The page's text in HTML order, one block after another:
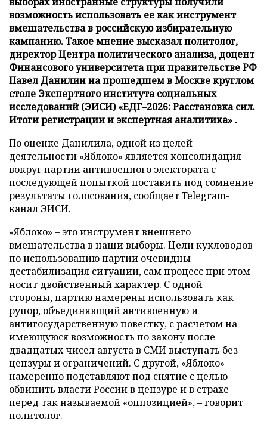
возможность использовать ее как инструмент
вмешательства в российскую избирательную
кампанию. Такое мнение высказал политолог,
директор Центра политического анализа, доцент
Финансового университета при правительстве РФ
Павел Данилин на прошедшем в Москве круглом
столе Экспертного института социальных
исследований (ЭИСИ) «ЕДГ–2026: Расстановка сил.
Итоги регистрации и экспертная аналитика» .
По оценке Данилила, одной из целей
деятельности «Яблоко» является консолидация
вокруг партии антивоенного электората с
последующей попыткой поставить под сомнение
результаты голосования, сообщаетTelegram-
канал ЭИСИ.
«Яблоко» – это инструмент внешнего
вмешательства в наши выборы. Цели кукловодов
по использованию партии очевидны –
дестабилизация ситуации, сам процесс при этом
носит двойственный характер. С одной
стороны, партию намерены использовать как
рупор, объединяющий антивоенную и
антигосударственную повестку, с расчетом на
имеющуюся возможность по закону после
двадцатых чисел августа в СМИ выступать без
цензуры и ограничений. С другой, «Яблоко»
намеренно подставляют под снятие с целью
обвинить власти России в цензуре и в страхе
перед так называемой «оппозицией», – говорит
политолог.